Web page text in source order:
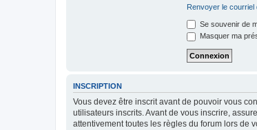
Renvoyer le courriel
Se souvenir de
Masquer ma
INSCRIPTION
Vous devez être inscrit avant de pouvoir vous
utilisateurs inscrits. Avant de vous inscrire,
attentivement toutes les règles du forum lors de